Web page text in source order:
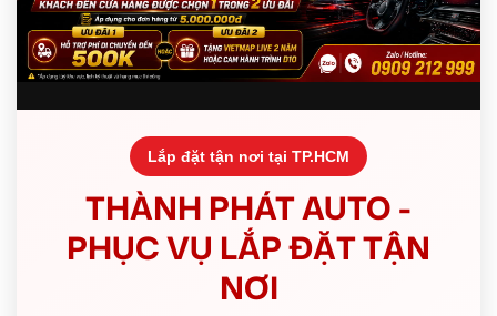
Lắp đặt tận nơi tại TP.HCM
THÀNH PHÁT AUTO -
PHỤC VỤ LẮP ĐẶT TẬN
NƠI